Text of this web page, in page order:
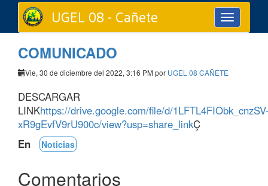
Toggle
navigation
UGEL 08 - Cañete
COMUNICADO
Vie, 30 de diciembre del 2022, 3:16 PM por UGEL 08 CAÑETE
DESCARGAR
LINKhttps://drive.google.com/file/d/
xR9gEvfV9rU900c/view?usp=share_linkÇ
En
Noticias
Comentarios